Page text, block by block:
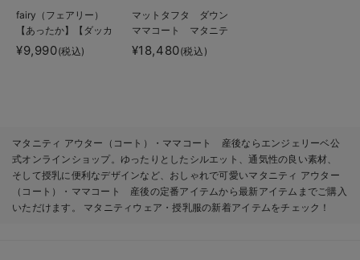
fairy（フェアリー）
【あったか】【ダッカ
ー付】フーデットママ
コート マタニティ・
¥9,990(税込)
マットタフタ ダウン
ママコート マタニテ
ィ・産後授乳服【出産
後も長く使える】
¥18,480(税込)
マタニティ アウター（コート）・ママコート 産後ならエンジェリーベ公
式オンラインショップ。ゆったりとしたシルエット、通気性の良い素材、
そして授乳に便利なデザインなど、おしゃれで可愛いマタニティ アウター
（コート）・ママコート 産後の定番アイテムから最新アイテムまでご購入
いただけます。 マタニティウェア・授乳服の新着アイテムをチェック！